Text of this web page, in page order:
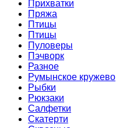
Прихватки
Пряжа
Птицы
Птицы
Пуловеры
Пэчворк
Разное
Румынское кружево
Рыбки
Рюкзаки
Салфетки
Скатерти